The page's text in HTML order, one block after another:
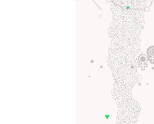
ดาวน์โหลด
สงวนลิขสิทธิ์ ©2569